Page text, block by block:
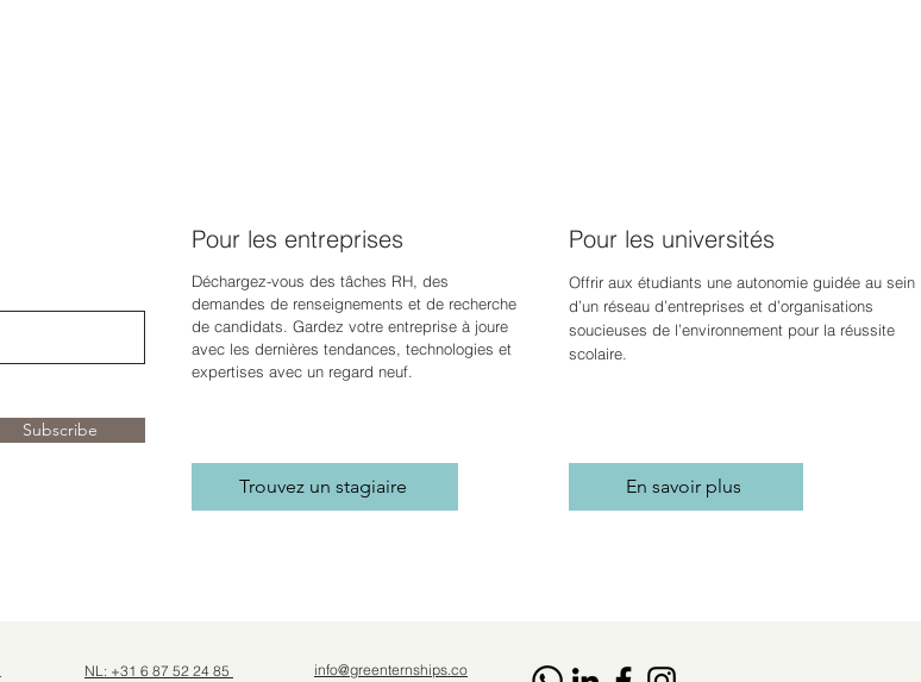
Subscribe
Pour les entreprises Pour les universités
Déchargez-vous des tâches RH, des
demandes de renseignements et de recherche
de candidats. Gardez votre entreprise à joure
avec les dernières tendances, technologies et
expertises avec un regard neuf.
Offrir aux étudiants une autonomie guidée au sein
d’un réseau d’entreprises et d’organisations
soucieuses de l’environnement pour la réussite
scolaire.
Trouvez un stagiaire En savoir plus
NL: +31 6 87 52 24 85
info@greenternships.co